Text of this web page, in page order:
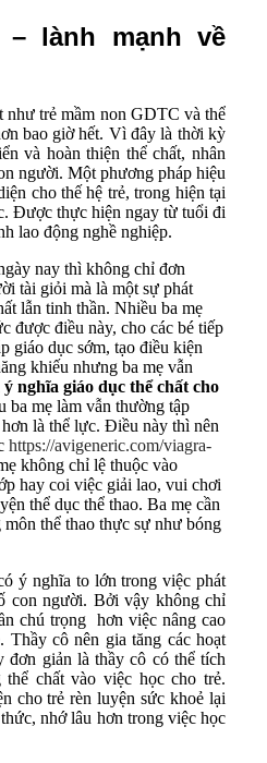
lành mạnh về
như trẻ mầm non GDTC và thể
bao giờ hết. Vì đây là thời kỳ
và hoàn thiện thể chất, nhân
người. Một phương pháp hiệu
cho thế hệ trẻ, trong hiện tại
Được thực hiện ngay từ tuổi đi
lao động nghề nghiệp.
nay thì không chỉ đơn
tài giỏi mà là một sự phát
lẫn tinh thần. Nhiều ba mẹ
được điều này, cho các bé tiếp
giáo dục sớm, tạo điều kiện
khiếu nhưng ba mẹ vẫn
ý nghĩa giáo dục thể chất cho
ba mẹ làm vẫn thường tập
là thể lực. Điều này thì nên
https://avigeneric.com/viagra-
không chỉ lệ thuộc vào
hay coi việc giải lao, vui chơi
thể dục thể thao. Ba mẹ cần
thể thao thực sự như bóng
ý nghĩa to lớn trong việc phát
con người. Bởi vậy không chỉ
chú trọng hơn việc nâng cao
Thầy cô nên gia tăng các hoạt
đơn giản là thầy cô có thể tích
thể chất vào việc học cho trẻ.
cho trẻ rèn luyện sức khoẻ lại
nhớ lâu hơn trong việc học